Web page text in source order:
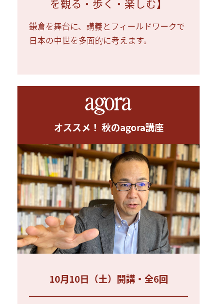
を観る・歩く・楽しむ】
鎌倉を舞台に、講義とフィールドワークで
日本の中世を多面的に考えます。
オススメ！ 秋のagora講座
10月10日（土）開講・全6回